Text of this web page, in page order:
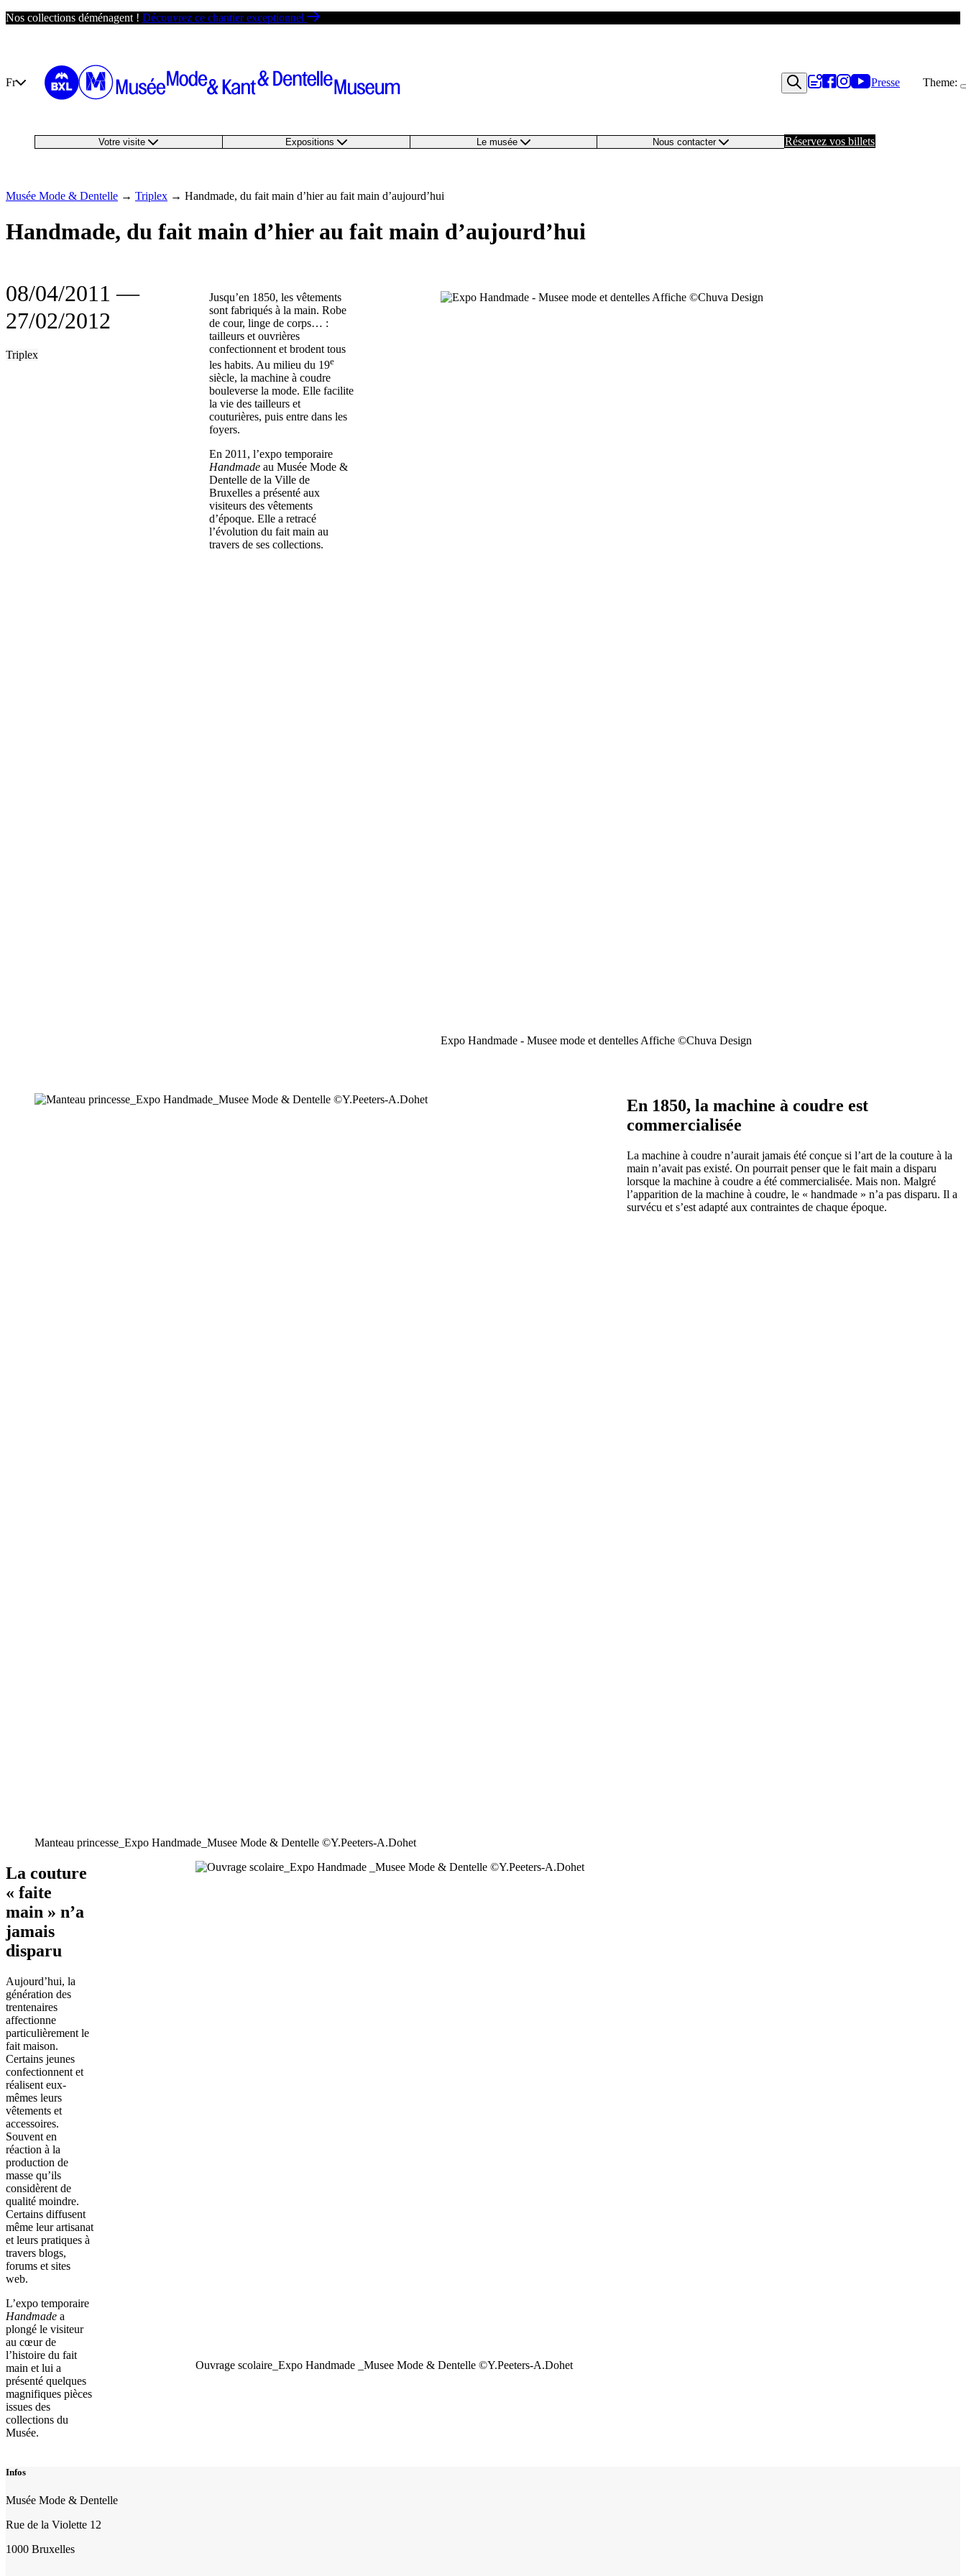
Passer
Nos collections déménagent ! Découvrez ce chantier exceptionnel
Fr Presse
Votre visite Expositions Le musée Nous contacter Réservez vos billets
Theme:
Musée Mode & Dentelle → Triplex → Handmade, du fait main d’hier au fait main d’aujourd’hui
Handmade, du fait main d’hier au fait main d’aujourd’hui
08/04/2011 ―
27/02/2012
Triplex
Jusqu’en 1850, les vêtements
sont fabriqués à la main. Robe
de cour, linge de corps… :
tailleurs et ouvrières
confectionnent et brodent tous
les habits. Au milieu du 19e
siècle, la machine à coudre
bouleverse la mode. Elle facilite
la vie des tailleurs et
couturières, puis entre dans les
foyers.
En 2011, l’expo temporaire
Handmadeau Musée Mode &
Dentelle de la Ville de
Bruxelles a présenté aux
visiteurs des vêtements
d’époque. Elle a retracé
l’évolution du fait main au
travers de ses collections.
Expo Handmade - Musee mode et dentelles Affiche ©Chuva Design
Manteau princesse_Expo Handmade_Musee Mode & Dentelle ©Y.Peeters-A.Dohet
En 1850, la machine à coudre est
commercialisée
La machine à coudre n’aurait jamais été conçue si l’art de la couture à la
main n’avait pas existé. On pourrait penser que le fait main a disparu
lorsque la machine à coudre a été commercialisée. Mais non. Malgré
l’apparition de la machine à coudre, le « handmade » n’a pas disparu. Il a
survécu et s’est adapté aux contraintes de chaque époque.
Ouvrage scolaire_Expo Handmade _Musee Mode & Dentelle ©Y.Peeters-A.Dohet
La couture
« faite
main » n’a
jamais
disparu
Aujourd’hui, la
génération des
trentenaires
affectionne
particulièrement le
fait maison.
Certains jeunes
confectionnent et
réalisent eux-
mêmes leurs
vêtements et
accessoires.
Souvent en
réaction à la
production de
masse qu’ils
considèrent de
qualité moindre.
Certains diffusent
même leur artisanat
et leurs pratiques à
travers blogs,
forums et sites
web.
L’expo temporaire
Handmade a
plongé le visiteur
au cœur de
l’histoire du fait
main et lui a
présenté quelques
magnifiques pièces
issues des
collections du
Musée.
Infos
Musée Mode & Dentelle
Rue de la Violette 12
1000 Bruxelles